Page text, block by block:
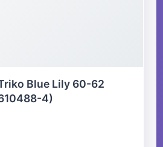
Blue Lily 60-62
4)